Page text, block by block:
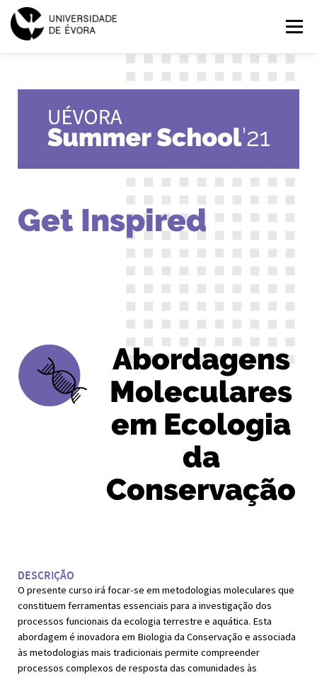
SUMMER
SCHOOL
2021
Menu
PROGRAMAS EXPLORAR
INSCRIÇÕES PT EN
Get Inspired
Abordagens
Moleculares
em Ecologia
da
Conservação
DESCRIÇÃO
O presente curso irá focar-se em metodologias moleculares que
constituem ferramentas essenciais para a investigação dos
processos funcionais da ecologia terrestre e aquática. Esta
abordagem é inovadora em Biologia da Conservação e associada
às metodologias mais tradicionais permite compreender
processos complexos de resposta das comunidades às